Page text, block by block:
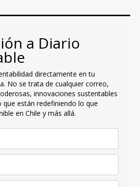
a Diario
directamente en tu
No se trata de cualquier correo,
innovaciones sustentables
que están redefiniendo lo que
en Chile y más allá.